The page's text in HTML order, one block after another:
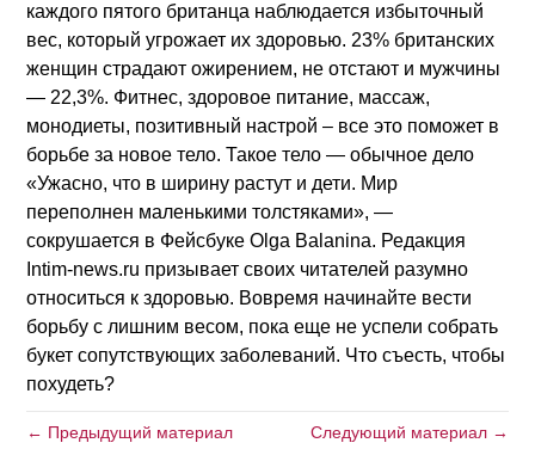
каждого пятого британца наблюдается избыточный
вес, который угрожает их здоровью. 23% британских
женщин страдают ожирением, не отстают и мужчины
— 22,3%. Фитнес, здоровое питание, массаж,
монодиеты, позитивный настрой – все это поможет в
борьбе за новое тело. Такое тело — обычное дело
«Ужасно, что в ширину растут и дети. Мир
переполнен маленькими толстяками», —
сокрушается в Фейсбуке Olga Balanina. Редакция
Intim-news.ru призывает своих читателей разумно
относиться к здоровью. Вовремя начинайте вести
борьбу с лишним весом, пока еще не успели собрать
букет сопутствующих заболеваний. Что съесть, чтобы
похудеть?
← Предыдущий материал Следующий материал →